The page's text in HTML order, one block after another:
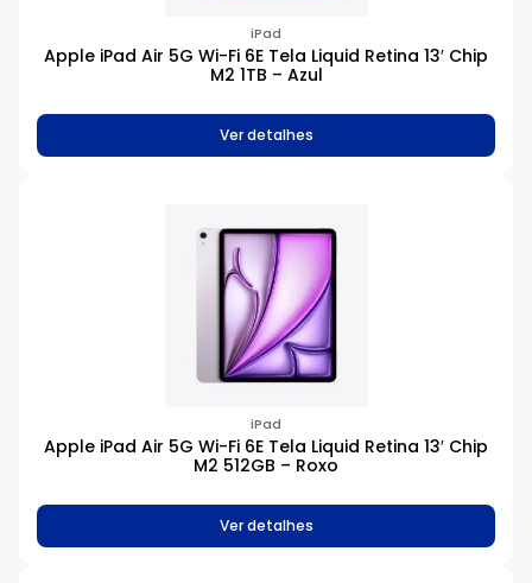
iPad
Apple iPad Air 5G Wi-Fi 6E Tela Liquid Retina 13′ Chip
M2 1TB – Azul
Ver detalhes
iPad
Apple iPad Air 5G Wi-Fi 6E Tela Liquid Retina 13′ Chip
M2 512GB – Roxo
Ver detalhes